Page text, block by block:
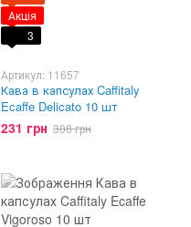
Акція
3
Артикул: 11657
Кава в капсулах Caffitaly
Ecaffe Delicato 10 шт
231 грн 308 грн